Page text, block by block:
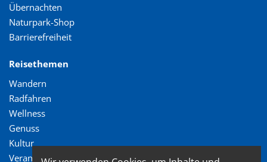
Übernachten
Naturpark-Shop
Barrierefreiheit
Reisethemen
Wandern
Radfahren
Wellness
Genuss
Kultur
Veranstaltungen